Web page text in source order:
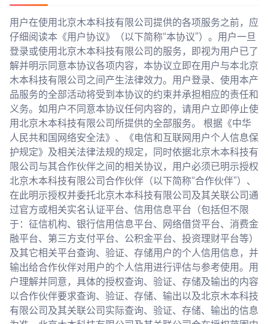
用户在使用北京木本科技有限公司提供的各项服务之前，应
仔细阅读本《用户协议》（以下简称“本协议”）。用户一旦
登录或使用北京木本科技有限公司的服务，即视为用户已了
解并明示同意本协议各项内容，本协议立即在用户与本北京
木本科技有限公司之间产生法律效力。用户登录、使用本产
品服务的全部活动将受到本协议的约束并承担相应的责任和
义务。如用户不同意本协议任何内容的，请用户立即停止使
用北京木本科技有限公司所提供的全部服务。 根据《中华
人民共和国网络安全法》、《电信和互联网用户个人信息保
护规定》及相关法律法规的规定，同时依据北京木本科技有
限公司与其合作伙伴之间的相关协议，用户必须已明示授权
北京木本科技有限公司合作伙伴（以下简称“合作伙伴”）、
在此明示授权并委托北京木本科技有限公司及其关联公司通
过官方或相关实名认证平台、信用信息平台（包括但不限
于：征信机构、银行信用信息平台、网络借贷平台、消费金
融平台、第三方支付平台、公积金平台、投资理财平台等）
及其它相关平台查询、验证、存储用户的个人信用信息，并
输出给合作伙伴对用户的个人信用进行评估与参考使用。用
户理解并同意，具体的授权查询、验证、存储及输出的内容
以合作伙伴要求查询、验证、存储、输出以及北京木本科技
有限公司及其关联公司实际查询、验证、存储、输出的信息